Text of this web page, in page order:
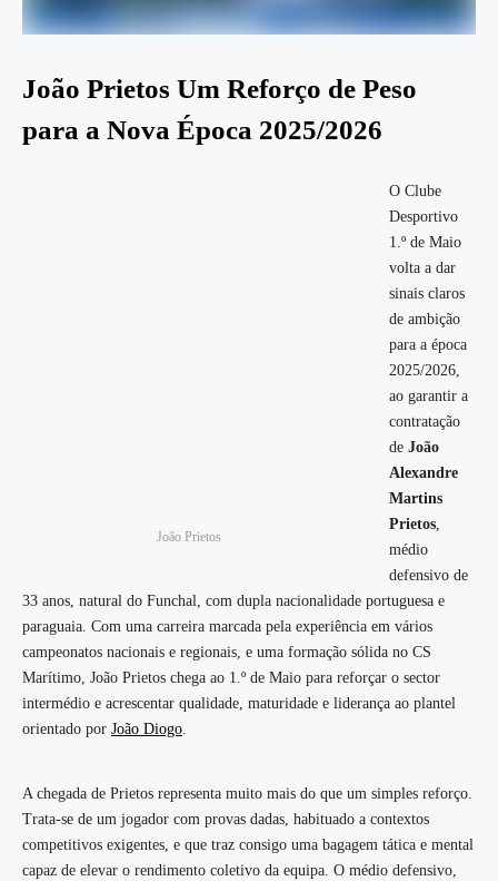
João Prietos Um Reforço de Peso
para a Nova Época 2025/2026
João Prietos
O Clube
Desportivo
1.º de Maio
volta a dar
sinais claros
de ambição
para a época
2025/2026,
ao garantir a
contratação
de João
Alexandre
Martins
Prietos,
médio
defensivo de
33 anos, natural do Funchal, com dupla nacionalidade portuguesa e
paraguaia. Com uma carreira marcada pela experiência em vários
campeonatos nacionais e regionais, e uma formação sólida no CS
Marítimo, João Prietos chega ao 1.º de Maio para reforçar o sector
intermédio e acrescentar qualidade, maturidade e liderança ao plantel
orientado por João Diogo.
A chegada de Prietos representa muito mais do que um simples reforço.
Trata-se de um jogador com provas dadas, habituado a contextos
competitivos exigentes, e que traz consigo uma bagagem tática e mental
capaz de elevar o rendimento coletivo da equipa. O médio defensivo,